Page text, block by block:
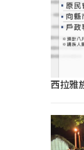
西拉雅